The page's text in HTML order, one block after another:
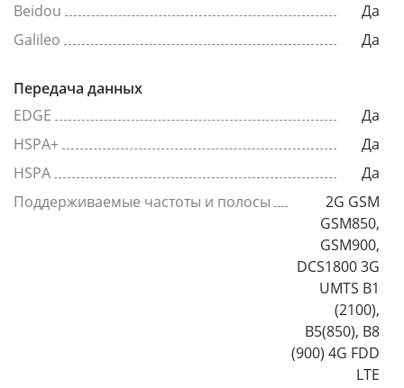
Beidou
Да
Galileo
Да
Передача данных
EDGE
Да
HSPA+
Да
HSPA
Да
Поддерживаемые частоты и полосы
2G GSM
GSM850,
GSM900,
DCS1800 3G
UMTS B1
(2100),
B5(850), B8
(900) 4G FDD
LTE